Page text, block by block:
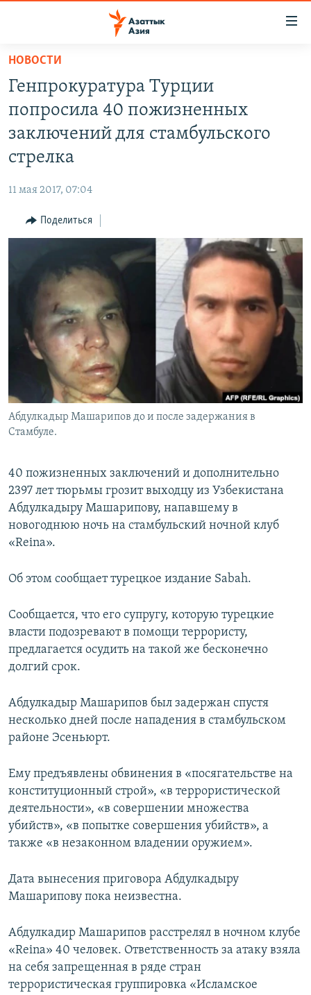
Вернуться
основному
содержанию
Вернутся
главной
Вернутся
поиску
КАЗАХСТАН
НОВОСТИ
ВОЙНА В УКРАИНЕ
ЎЗБЕКЧА
TÜRKMENÇE
ПОДПИШИТЕСЬ НА НАС В СОЦСЕТЯХ
НОВОСТИ
Генпрокуратура Турции
попросила 40 пожизненных
заключений для стамбульского
стрелка
11 мая 2017, 07:04
Поделиться
Абдулкадыр Машарипов до и после задержания в
Стамбуле.
40 пожизненных заключений и дополнительно
2397 лет тюрьмы грозит выходцу из Узбекистана
Абдулкадыру Машарипову, напавшему в
новогоднюю ночь на стамбульский ночной клуб
«Reina».
Об этом сообщает турецкое издание Sabah.
Сообщается, что его супругу, которую турецкие
власти подозревают в помощи террористу,
предлагается осудить на такой же бесконечно
долгий срок.
Абдулкадыр Машарипов был задержан спустя
несколько дней после нападения в стамбульском
районе Эсеньюрт.
Ему предъявлены обвинения в «посягательстве на
конституционный строй», «в террористической
деятельности», «в совершении множества
убийств», «в попытке совершения убийств», а
также «в незаконном владении оружием».
Дата вынесения приговора Абдулкадыру
Машарипову пока неизвестна.
Абдулкадир Машарипов расстрелял в ночном клубе
«Reina» 40 человек. Ответственность за атаку взяла
на себя запрещенная в ряде стран
террористическая группировка «Исламское